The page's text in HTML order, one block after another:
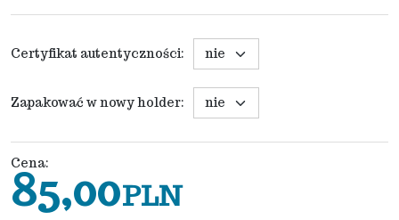
Certyfikat autentyczności:
Zapakować w nowy holder:
Cena:
85,00PLN